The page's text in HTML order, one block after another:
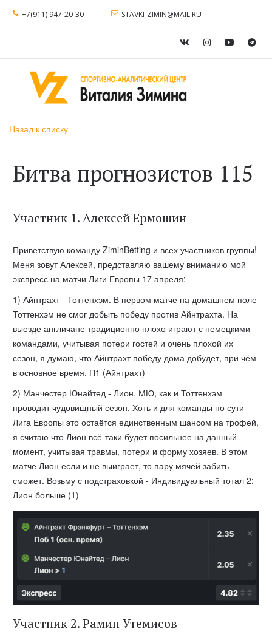
+7(911) 947-20-30 STAVKI-ZIMIN@MAIL.RU
Назад к списку
Битва прогнозистов 115
Участник 1. Алексей Ермошин
Приветствую команду ZiminBetting и всех участников группы!
Меня зовут Алексей, представляю вашему вниманию мой
экспресс на матчи Лиги Европы 17 апреля:
1) Айнтрахт - Тоттенхэм. В первом матче на домашнем поле
Тоттенхэм не смог добыть победу против Айнтрахта. На
выезде англичане традиционно плохо играют с немецкими
командами, учитывая потери гостей и очень плохой их
сезон, я думаю, что Айнтрахт победу дома добудет, при чём
в основное время. П1 (Айнтрахт)
2) Манчестер Юнайтед - Лион. МЮ, как и Тоттенхэм
проводит чудовищный сезон. Хоть и для команды по сути
Лига Европы это остаётся единственным шансом на трофей,
я считаю что Лион всё-таки будет посильнее на данный
момент, учитывая травмы, потери и форму хозяев. В этом
матче Лион если и не выиграет, то пару мячей забить
сможет. Возьму с подстраховкой - Индивидуальный тотал 2:
Лион больше (1)
Участник 2. Рамин Утемисов